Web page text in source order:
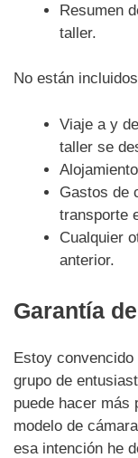
Resumen
taller.
No están
Viaje a y
taller se
Gastos de
transporte
Cualquier
anterior.
Garantía
Estoy
grupo de
puede hacer más
modelo de
esa intención he